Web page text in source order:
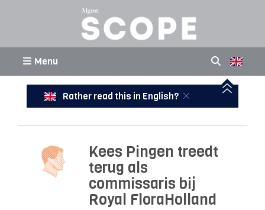
Menu
Rather read this in English?
Kees Pingen treedt
terug als
commissaris bij
Royal FloraHolland